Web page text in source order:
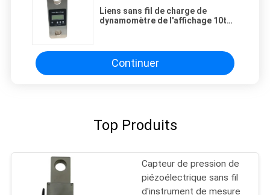
Liens sans fil de charge de
dynamomètre de l'affichage 10t
Continuer
Top Produits
Capteur de pression de
piézoélectrique sans fil
d'instrument de mesure